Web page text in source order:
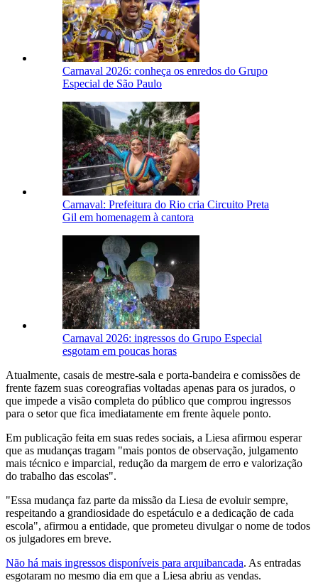
Carnaval 2026: conheça os enredos do Grupo
Especial de São Paulo
Carnaval: Prefeitura do Rio cria Circuito Preta
Gil em homenagem à cantora
Carnaval 2026: ingressos do Grupo Especial
esgotam em poucas horas
Atualmente, casais de mestre-sala e porta-bandeira e comissões de
frente fazem suas coreografias voltadas apenas para os jurados, o
que impede a visão completa do público que comprou ingressos
para o setor que fica imediatamente em frente àquele ponto.
Em publicação feita em suas redes sociais, a Liesa afirmou esperar
que as mudanças tragam "mais pontos de observação, julgamento
mais técnico e imparcial, redução da margem de erro e valorização
do trabalho das escolas".
"Essa mudança faz parte da missão da Liesa de evoluir sempre,
respeitando a grandiosidade do espetáculo e a dedicação de cada
escola", afirmou a entidade, que prometeu divulgar o nome de todos
os julgadores em breve.
Não há mais ingressos disponíveis para arquibancada. As entradas
esgotaram no mesmo dia em que a Liesa abriu as vendas.